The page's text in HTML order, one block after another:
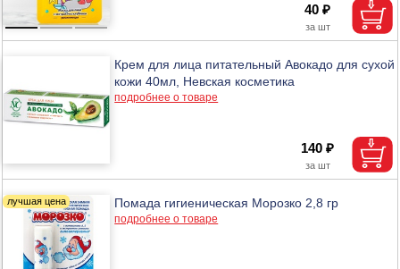
40 ₽
Крем для лица питательный Авокадо для сухой
кожи 40мл, Невская косметика
подробнее о товаре
140 ₽
Помада гигиеническая Морозко 2,8 гр
подробнее о товаре